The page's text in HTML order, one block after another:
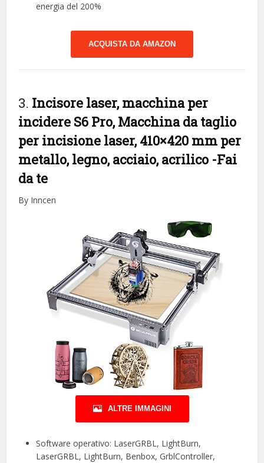
energia del 200%
ACQUISTA DA AMAZON
3. Incisore laser, macchina per
incidere S6 Pro, Macchina da taglio
per incisione laser, 410×420 mm per
metallo, legno, acciaio, acrilico -Fai
da te
By Inncen
ALTRE IMMAGINI
Software operativo: LaserGRBL, LightBurn,
LaserGRBL, LightBurn, Benbox, GrblController,